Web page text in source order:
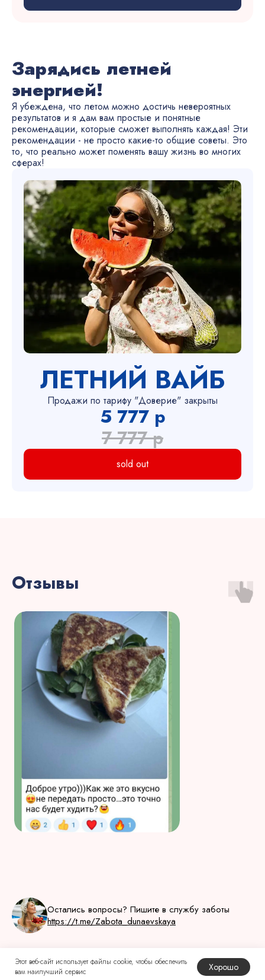
Зарядись летней
энергией!
Я убеждена, что летом можно достичь невероятных
результатов и я дам вам простые и понятные
рекомендации, которые сможет выполнять каждая! Эти
рекомендации - не просто какие-то общие советы. Это
то, что реально может поменять вашу жизнь во многих
сферах!
ЛЕТНИЙ ВАЙБ
Продажи по тарифу "Доверие" закрыты
5 777 р
7 777 р
sold out
Отзывы
Остались вопросы? Пишите в службу заботы
https://t.me/Zabota_dunaevskaya
Этот веб-сайт использует файлы cookie, чтобы обеспечить
вам наилучший сервис
Хорошо